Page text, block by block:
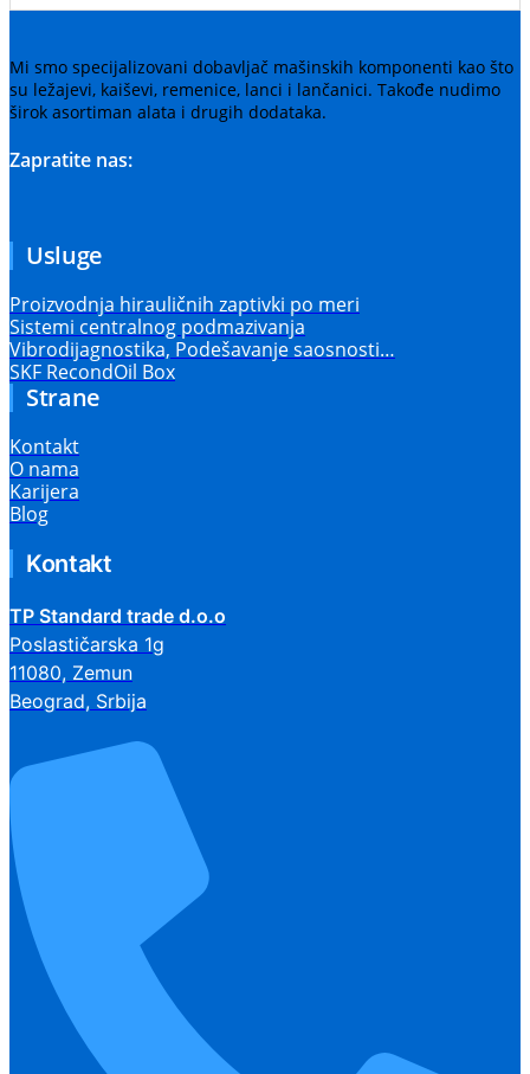
Mi smo specijalizovani dobavljač mašinskih komponenti kao što
su ležajevi, kaiševi, remenice, lanci i lančanici. Takođe nudimo
širok asortiman alata i drugih dodataka.
Zapratite nas:
Usluge
Proizvodnja hirauličnih zaptivki po meri
Sistemi centralnog podmazivanja
Vibrodijagnostika, Podešavanje saosnosti…
SKF RecondOil Box
Strane
Kontakt
O nama
Karijera
Blog
Kontakt
TP Standard trade d.o.o
Poslastičarska 1g
11080, Zemun
Beograd, Srbija